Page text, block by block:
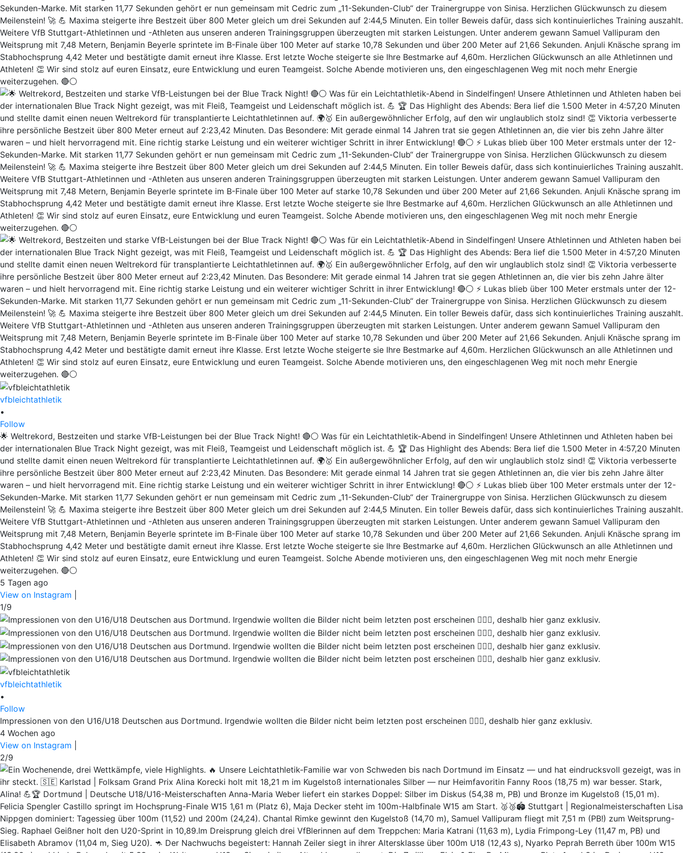
vfbleichtathletik
•
Follow
🌟 Weltrekord, Bestzeiten und starke VfB-Leistungen bei der Blue Track Night! 🔴⚪ Was für ein Leichtathletik-Abend in Sindelfingen! Unsere Athletinnen und Athleten haben bei
der internationalen Blue Track Night gezeigt, was mit Fleiß, Teamgeist und Leidenschaft möglich ist. 💪 🏆 Das Highlight des Abends: Bera lief die 1.500 Meter in 4:57,20 Minuten
und stellte damit einen neuen Weltrekord für transplantierte Leichtathletinnen auf. 🌍🥇 Ein außergewöhnlicher Erfolg, auf den wir unglaublich stolz sind! 👏 Viktoria verbesserte
ihre persönliche Bestzeit über 800 Meter erneut auf 2:23,42 Minuten. Das Besondere: Mit gerade einmal 14 Jahren trat sie gegen Athletinnen an, die vier bis zehn Jahre älter
waren – und hielt hervorragend mit. Eine richtig starke Leistung und ein weiterer wichtiger Schritt in ihrer Entwicklung! 🔴⚪ ⚡ Lukas blieb über 100 Meter erstmals unter der 12-
Sekunden-Marke. Mit starken 11,77 Sekunden gehört er nun gemeinsam mit Cedric zum „11-Sekunden-Club“ der Trainergruppe von Sinisa. Herzlichen Glückwunsch zu diesem
Meilenstein! 🚀 💪 Maxima steigerte ihre Bestzeit über 800 Meter gleich um drei Sekunden auf 2:44,5 Minuten. Ein toller Beweis dafür, dass sich kontinuierliches Training auszahlt.
Weitere VfB Stuttgart-Athletinnen und -Athleten aus unseren anderen Trainingsgruppen überzeugten mit starken Leistungen. Unter anderem gewann Samuel Vallipuram den
Weitsprung mit 7,48 Metern, Benjamin Beyerle sprintete im B-Finale über 100 Meter auf starke 10,78 Sekunden und über 200 Meter auf 21,66 Sekunden. Anjuli Knäsche sprang im
Stabhochsprung 4,42 Meter und bestätigte damit erneut ihre Klasse. Erst letzte Woche steigerte sie Ihre Bestmarke auf 4,60m. Herzlichen Glückwunsch an alle Athletinnen und
Athleten! 👏 Wir sind stolz auf euren Einsatz, eure Entwicklung und euren Teamgeist. Solche Abende motivieren uns, den eingeschlagenen Weg mit noch mehr Energie
weiterzugehen. 🔴⚪
5 Tagen ago
View on Instagram
1/9
vfbleichtathletik
•
Follow
Impressionen von den U16/U18 Deutschen aus Dortmund. Irgendwie wollten die Bilder nicht beim letzten post erscheinen 🤷🏼‍♀️, deshalb hier ganz exklusiv.
4 Wochen ago
View on Instagram
2/9